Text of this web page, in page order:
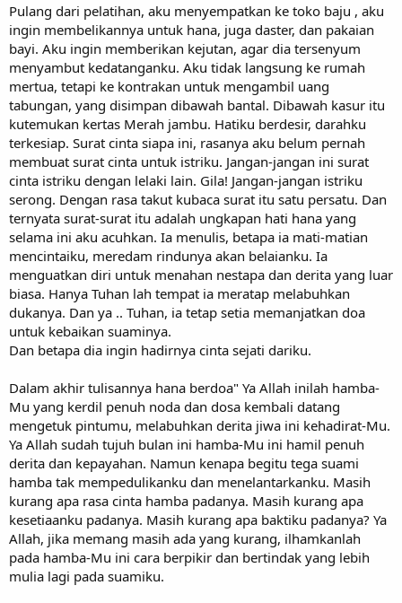
Pulang dari pelatihan, aku menyempatkan ke toko baju , aku
ingin membelikannya untuk hana, juga daster, dan pakaian
bayi. Aku ingin memberikan kejutan, agar dia tersenyum
menyambut kedatanganku. Aku tidak langsung ke rumah
mertua, tetapi ke kontrakan untuk mengambil uang
tabungan, yang disimpan dibawah bantal. Dibawah kasur itu
kutemukan kertas Merah jambu. Hatiku berdesir, darahku
terkesiap. Surat cinta siapa ini, rasanya aku belum pernah
membuat surat cinta untuk istriku. Jangan-jangan ini surat
cinta istriku dengan lelaki lain. Gila! Jangan-jangan istriku
serong. Dengan rasa takut kubaca surat itu satu persatu. Dan
ternyata surat-surat itu adalah ungkapan hati hana yang
selama ini aku acuhkan. Ia menulis, betapa ia mati-matian
mencintaiku, meredam rindunya akan belaianku. Ia
menguatkan diri untuk menahan nestapa dan derita yang luar
biasa. Hanya Tuhan lah tempat ia meratap melabuhkan
dukanya. Dan ya .. Tuhan, ia tetap setia memanjatkan doa
untuk kebaikan suaminya.
Dan betapa dia ingin hadirnya cinta sejati dariku.
Dalam akhir tulisannya hana berdoa" Ya Allah inilah hamba-
Mu yang kerdil penuh noda dan dosa kembali datang
mengetuk pintumu, melabuhkan derita jiwa ini kehadirat-Mu.
Ya Allah sudah tujuh bulan ini hamba-Mu ini hamil penuh
derita dan kepayahan. Namun kenapa begitu tega suami
hamba tak mempedulikanku dan menelantarkanku. Masih
kurang apa rasa cinta hamba padanya. Masih kurang apa
kesetiaanku padanya. Masih kurang apa baktiku padanya? Ya
Allah, jika memang masih ada yang kurang, ilhamkanlah
pada hamba-Mu ini cara berpikir dan bertindak yang lebih
mulia lagi pada suamiku.